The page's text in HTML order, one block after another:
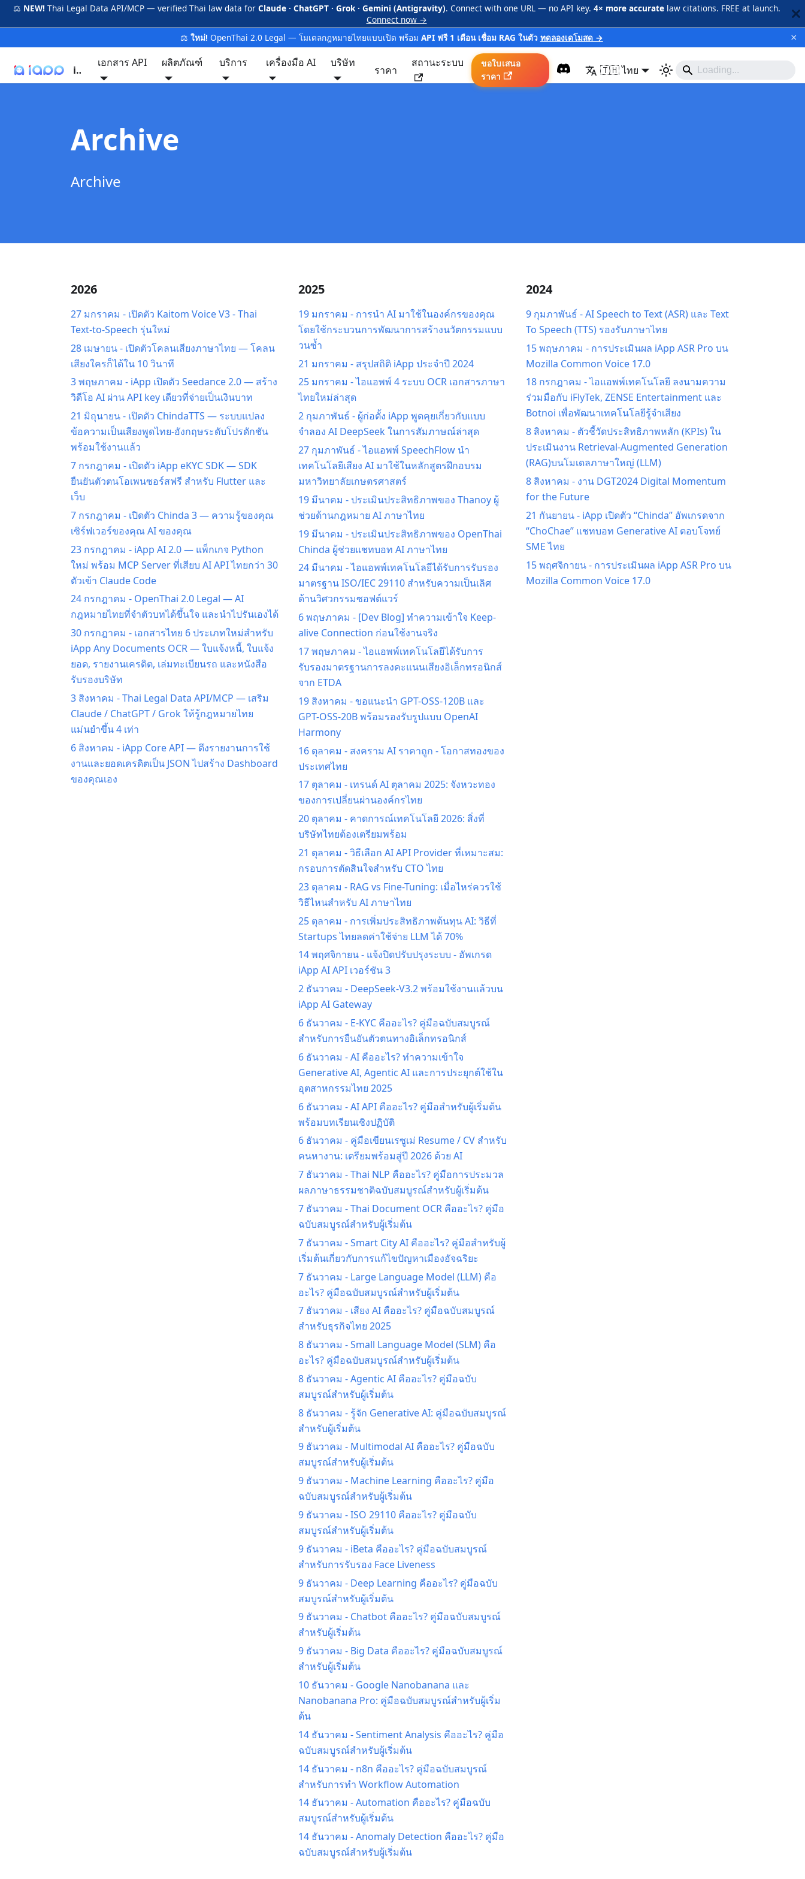
⚖️ NEW! Thai Legal Data API/MCP — verified Thai law data for Claude · ChatGPT · Grok · Gemini (Antigravity). Connect with one URL — no API key. 4× more accuratelaw citations. FREE at launch.
Connect now →
⚖️ ใหม่! OpenThai 2.0 Legal — โมเดลกฎหมายไทยแบบเปิด พร้อม API ฟรี 1 เดือน เชื่อม RAG ในตัว ทดลองเดโมสด → ×
iApp
เอกสาร API ผลิตภัณฑ์ บริการ เครื่องมือ AI บริษัท
ราคา
สถานะระบบ
ขอใบเสนอ
ราคา
🇹🇭 ไทย
Archive
Archive
2026
27 มกราคม - เปิดตัว Kaitom Voice V3 - Thai
Text-to-Speech รุ่นใหม่
28 เมษายน- เปิดตัวโคลนเสียงภาษาไทย — โคลน
เสียงใครก็ได้ใน 10 วินาที
3 พฤษภาคม - iApp เปิดตัว Seedance 2.0 — สร้าง
วิดีโอ AI ผ่าน API key เดียวที่จ่ายเป็นเงินบาท
21 มิถุนายน- เปิดตัว ChindaTTS — ระบบแปลง
ข้อความเป็นเสียงพูดไทย-อังกฤษระดับโปรดักชัน
พร้อมใช้งานแล้ว
7 กรกฎาคม - เปิดตัว iApp eKYC SDK — SDK
ยืนยันตัวตนโอเพนซอร์สฟรี สำหรับ Flutter และ
เว็บ
7 กรกฎาคม - เปิดตัว Chinda 3 — ความรู้ของคุณ
เซิร์ฟเวอร์ของคุณ AI ของคุณ
23 กรกฎาคม - iApp AI 2.0 — แพ็กเกจ Python
ใหม่ พร้อม MCP Server ที่เสียบ AI API ไทยกว่า 30
ตัวเข้า Claude Code
24 กรกฎาคม - OpenThai 2.0 Legal — AI
กฎหมายไทยที่จำตัวบทได้ขึ้นใจ และนำไปรันเองได้
30 กรกฎาคม - เอกสารไทย 6 ประเภทใหม่สำหรับ
iApp Any Documents OCR — ใบแจ้งหนี้, ใบแจ้ง
ยอด, รายงานเครดิต, เล่มทะเบียนรถ และหนังสือ
รับรองบริษัท
3 สิงหาคม -Thai Legal Data API/MCP — เสริม
Claude / ChatGPT / Grok ให้รู้กฎหมายไทย
แม่นยำขึ้น 4 เท่า
6 สิงหาคม - iApp Core API — ดึงรายงานการใช้
งานและยอดเครดิตเป็น JSON ไปสร้าง Dashboard
ของคุณเอง
2025
19 มกราคม - การนำ AI มาใช้ในองค์กรของคุณ
โดยใช้กระบวนการพัฒนาการสร้างนวัตกรรมแบบ
วนซ้ำ
21 มกราคม - สรุปสถิติ iApp ประจำปี 2024
25 มกราคม -ไอแอพพ์ 4 ระบบ OCR เอกสารภาษา
ไทยใหม่ล่าสุด
2 กุมภาพันธ์ - ผู้ก่อตั้ง iApp พูดคุยเกี่ยวกับแบบ
จำลอง AI DeepSeek ในการสัมภาษณ์ล่าสุด
27 กุมภาพันธ์ -ไอแอพพ์ SpeechFlow นำ
เทคโนโลยีเสียง AI มาใช้ในหลักสูตรฝึกอบรม
มหาวิทยาลัยเกษตรศาสตร์
19 มีนาคม -ประเมินประสิทธิภาพของ Thanoy ผู้
ช่วยด้านกฎหมาย AI ภาษาไทย
19 มีนาคม -ประเมินประสิทธิภาพของ OpenThai
Chinda ผู้ช่วยแชทบอท AI ภาษาไทย
24 มีนาคม -ไอแอพพ์เทคโนโลยีได้รับการรับรอง
มาตรฐาน ISO/IEC 29110 สำหรับความเป็นเลิศ
ด้านวิศวกรรมซอฟต์แวร์
6 พฤษภาคม - [Dev Blog] ทำความเข้าใจ Keep-
alive Connection ก่อนใช้งานจริง
17 พฤษภาคม -ไอแอพพ์เทคโนโลยีได้รับการ
รับรองมาตรฐานการลงคะแนนเสียงอิเล็กทรอนิกส์
จาก ETDA
19 สิงหาคม -ขอแนะนำ GPT-OSS-120B และ
GPT-OSS-20B พร้อมรองรับรูปแบบ OpenAI
Harmony
16 ตุลาคม - สงคราม AI ราคาถูก - โอกาสทองของ
ประเทศไทย
17 ตุลาคม - เทรนด์ AI ตุลาคม 2025: จังหวะทอง
ของการเปลี่ยนผ่านองค์กรไทย
20 ตุลาคม - คาดการณ์เทคโนโลยี 2026: สิ่งที่
บริษัทไทยต้องเตรียมพร้อม
21 ตุลาคม -วิธีเลือก AI API Provider ที่เหมาะสม:
กรอบการตัดสินใจสำหรับ CTO ไทย
23 ตุลาคม - RAG vs Fine-Tuning: เมื่อไหร่ควรใช้
วิธีไหนสำหรับ AI ภาษาไทย
25 ตุลาคม - การเพิ่มประสิทธิภาพต้นทุน AI: วิธีที่
Startups ไทยลดค่าใช้จ่าย LLM ได้ 70%
14 พฤศจิกายน- แจ้งปิดปรับปรุงระบบ - อัพเกรด
iApp AI API เวอร์ชัน 3
2 ธันวาคม - DeepSeek-V3.2 พร้อมใช้งานแล้วบน
iApp AI Gateway
6 ธันวาคม - E-KYC คืออะไร? คู่มือฉบับสมบูรณ์
สำหรับการยืนยันตัวตนทางอิเล็กทรอนิกส์
6 ธันวาคม -AI คืออะไร? ทำความเข้าใจ
Generative AI, Agentic AI และการประยุกต์ใช้ใน
อุตสาหกรรมไทย 2025
6 ธันวาคม -AI API คืออะไร? คู่มือสำหรับผู้เริ่มต้น
พร้อมบทเรียนเชิงปฏิบัติ
6 ธันวาคม - คู่มือเขียนเรซูเม่ Resume / CV สำหรับ
คนหางาน: เตรียมพร้อมสู่ปี 2026 ด้วย AI
7 ธันวาคม -Thai NLP คืออะไร? คู่มือการประมวล
ผลภาษาธรรมชาติฉบับสมบูรณ์สำหรับผู้เริ่มต้น
7 ธันวาคม -Thai Document OCR คืออะไร? คู่มือ
ฉบับสมบูรณ์สำหรับผู้เริ่มต้น
7 ธันวาคม -Smart City AI คืออะไร? คู่มือสำหรับผู้
เริ่มต้นเกี่ยวกับการแก้ไขปัญหาเมืองอัจฉริยะ
7 ธันวาคม - Large Language Model (LLM) คือ
อะไร? คู่มือฉบับสมบูรณ์สำหรับผู้เริ่มต้น
7 ธันวาคม - เสียง AI คืออะไร? คู่มือฉบับสมบูรณ์
สำหรับธุรกิจไทย 2025
8 ธันวาคม -Small Language Model (SLM) คือ
อะไร? คู่มือฉบับสมบูรณ์สำหรับผู้เริ่มต้น
8 ธันวาคม -Agentic AI คืออะไร? คู่มือฉบับ
สมบูรณ์สำหรับผู้เริ่มต้น
8 ธันวาคม - รู้จัก Generative AI: คู่มือฉบับสมบูรณ์
สำหรับผู้เริ่มต้น
9 ธันวาคม - Multimodal AI คืออะไร? คู่มือฉบับ
สมบูรณ์สำหรับผู้เริ่มต้น
9 ธันวาคม - Machine Learning คืออะไร? คู่มือ
ฉบับสมบูรณ์สำหรับผู้เริ่มต้น
9 ธันวาคม -ISO 29110 คืออะไร? คู่มือฉบับ
สมบูรณ์สำหรับผู้เริ่มต้น
9 ธันวาคม - iBeta คืออะไร? คู่มือฉบับสมบูรณ์
สำหรับการรับรอง Face Liveness
9 ธันวาคม - Deep Learning คืออะไร? คู่มือฉบับ
สมบูรณ์สำหรับผู้เริ่มต้น
9 ธันวาคม - Chatbot คืออะไร? คู่มือฉบับสมบูรณ์
สำหรับผู้เริ่มต้น
9 ธันวาคม - Big Data คืออะไร? คู่มือฉบับสมบูรณ์
สำหรับผู้เริ่มต้น
10 ธันวาคม - Google Nanobanana และ
Nanobanana Pro: คู่มือฉบับสมบูรณ์สำหรับผู้เริ่ม
ต้น
14 ธันวาคม -Sentiment Analysis คืออะไร? คู่มือ
ฉบับสมบูรณ์สำหรับผู้เริ่มต้น
14 ธันวาคม - n8n คืออะไร? คู่มือฉบับสมบูรณ์
สำหรับการทำ Workflow Automation
14 ธันวาคม -Automation คืออะไร? คู่มือฉบับ
สมบูรณ์สำหรับผู้เริ่มต้น
14 ธันวาคม -Anomaly Detection คืออะไร? คู่มือ
ฉบับสมบูรณ์สำหรับผู้เริ่มต้น
2024
9 กุมภาพันธ์ -AI Speech to Text (ASR) และ Text
To Speech (TTS) รองรับภาษาไทย
15 พฤษภาคม - การประเมินผล iApp ASR Pro บน
Mozilla Common Voice 17.0
18 กรกฎาคม -ไอแอพพ์เทคโนโลยี ลงนามความ
ร่วมมือกับ iFlyTek, ZENSE Entertainment และ
Botnoi เพื่อพัฒนาเทคโนโลยีรู้จำเสียง
8 สิงหาคม - ตัวชี้วัดประสิทธิภาพหลัก (KPIs) ใน
ประเมินงาน Retrieval-Augmented Generation
(RAG)บนโมเดลภาษาใหญ่ (LLM)
8 สิงหาคม - งาน DGT2024 Digital Momentum
for the Future
21 กันยายน- iApp เปิดตัว “Chinda” อัพเกรดจาก
“ChoChae” แชทบอท Generative AI ตอบโจทย์
SME ไทย
15 พฤศจิกายน- การประเมินผล iApp ASR Pro บน
Mozilla Common Voice 17.0